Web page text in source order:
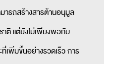
ารถสร้างสารต้านอนุมูล
าติ แต่ยังไม่เพียงพอกับ
พิ่มขึ้นอย่างรวดเร็ว การ